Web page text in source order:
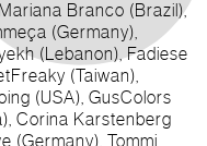
(Germany),
Fadiese
(Taiwan),
(USA), GusColors
Corina Karstenberg
(Germany), Tommi